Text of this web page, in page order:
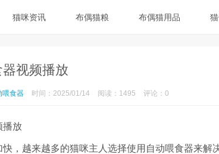
猫咪资讯 布偶猫粮 布偶猫用品
视频播放
喂食器 时间：2025/01/14 阅读：1495 评论：0
播放
，越来越多的猫咪主人选择使用自动喂食器来解